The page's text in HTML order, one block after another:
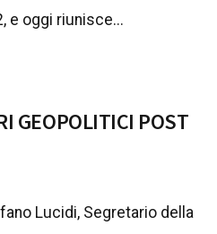
e oggi riunisce...
GEOPOLITICI POST
Lucidi, Segretario della